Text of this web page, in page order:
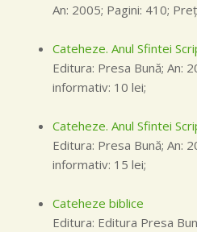
An: 2005; Pagini: 410;
Cateheze. Anul Sfintei
Editura: Presa Bună; An:
informativ: 10 lei;
Cateheze. Anul Sfintei
Editura: Presa Bună; An:
informativ: 15 lei;
Cateheze biblice
Editura: Editura Presa